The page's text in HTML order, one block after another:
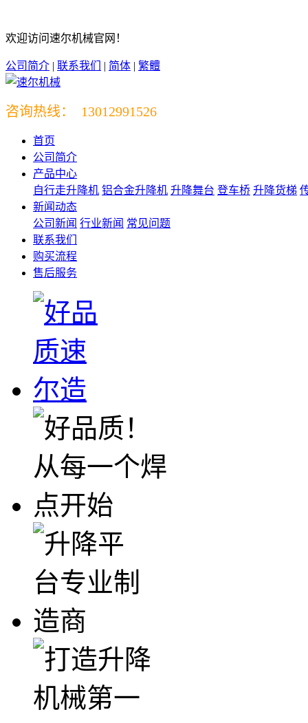
欢迎访问速尔机械官网！
公司简介 | 联系我们 | 简体 | 繁體
咨询热线： 13012991526
首页
公司简介
产品中心
自行走升降机 铝合金升降机 升降舞台 登车桥 升降货梯
新闻动态
公司新闻 行业新闻 常见问题
联系我们
购买流程
售后服务